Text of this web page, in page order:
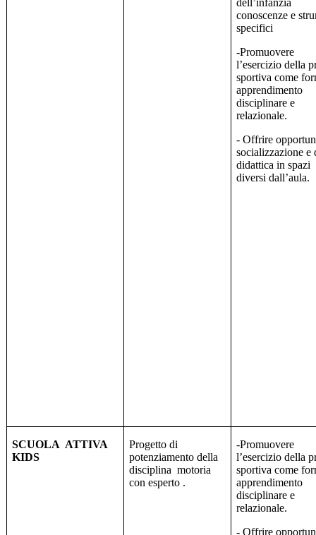
dell’infanzia
conoscenze e
specifici
-Promuovere
l’esercizio della
sportiva come
apprendimento
disciplinare e
relazionale.
- Offrire
socializzazione e
didattica in spazi
diversi dall’aula.
SCUOLA ATTIVA
KIDS
Progetto di
potenziamento della
disciplina motoria
con esperto .
-Promuovere
l’esercizio della
sportiva come
apprendimento
disciplinare e
relazionale.
- Offrire